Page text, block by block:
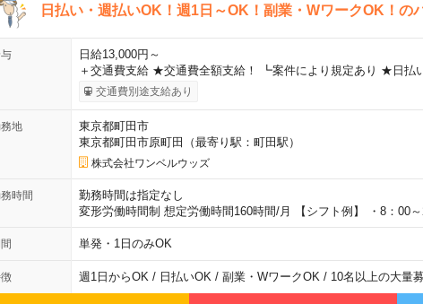
日払い・週払いOK！週1日～OK！副業・WワークOK！の
日給13,000円～
＋交通費支給 ★交通費全額支給！ ┗案件により規定あり ★日払
交通費別途支給あり
地
東京都町田市
東京都町田市原町田（最寄り駅：町田駅）
株式会社ワンベルウッズ
時間
勤務時間は指定なし
変形労働時間制 想定労働時間160時間/月 【シフト例】 ・8：00
単発・1日のみOK
週1日からOK / 日払いOK / 副業・WワークOK / 10名以上の大量